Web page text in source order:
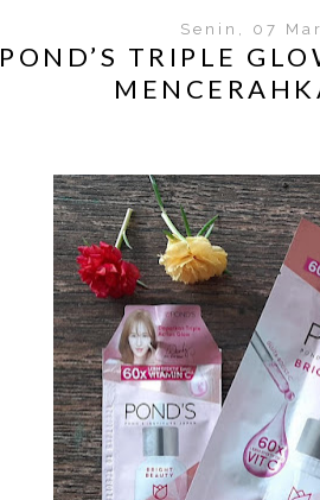
Senin, 07
POND’S TRIPLE